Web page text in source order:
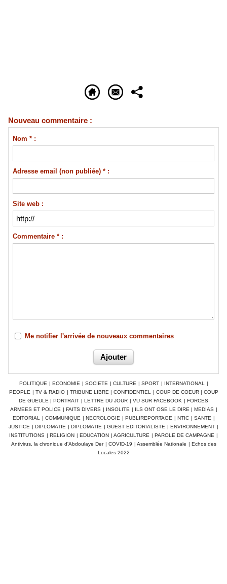
Nouveau commentaire :
Nom * :
Adresse email (non publiée) * :
Site web :
Commentaire * :
Me notifier l'arrivée de nouveaux commentaires
POLITIQUE | ECONOMIE | SOCIETE | CULTURE | SPORT | INTERNATIONAL
|
PEOPLE | TV & RADIO | TRIBUNE LIBRE | CONFIDENTIEL | COUP DE COEUR | COUP
DE GUEULE | PORTRAIT | LETTRE DU JOUR | VU SUR FACEBOOK | FORCES
ARMEES ET POLICE | FAITS DIVERS | INSOLITE | ILS ONT OSE LE DIRE | MEDIAS |
EDITORIAL
| COMMUNIQUE | NECROLOGIE | PUBLIREPORTAGE | NTIC | SANTE |
JUSTICE | DIPLOMATIE | DIPLOMATIE | GUEST EDITORIALISTE | ENVIRONNEMENT |
INSTITUTIONS | RELIGION | EDUCATION | AGRICULTURE | PAROLE DE CAMPAGNE |
Antivirus, la chronique d'Abdoulaye Der | COVID-19 | Assemblée Nationale | Echos des
Locales 2022